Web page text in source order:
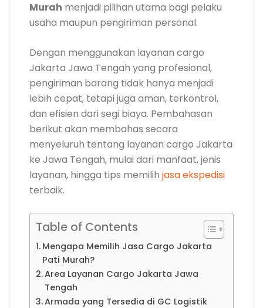
Murah menjadi pilihan utama bagi pelaku
usaha maupun pengiriman personal.
Dengan menggunakan layanan cargo
Jakarta Jawa Tengah yang profesional,
pengiriman barang tidak hanya menjadi
lebih cepat, tetapi juga aman, terkontrol,
dan efisien dari segi biaya. Pembahasan
berikut akan membahas secara
menyeluruh tentang layanan cargo Jakarta
ke Jawa Tengah, mulai dari manfaat, jenis
layanan, hingga tips memilih jasa ekspedisi
terbaik.
Table of Contents
Mengapa Memilih Jasa Cargo Jakarta
Pati Murah?
Area Layanan Cargo Jakarta Jawa
Tengah
Armada yang Tersedia di GC Logistik